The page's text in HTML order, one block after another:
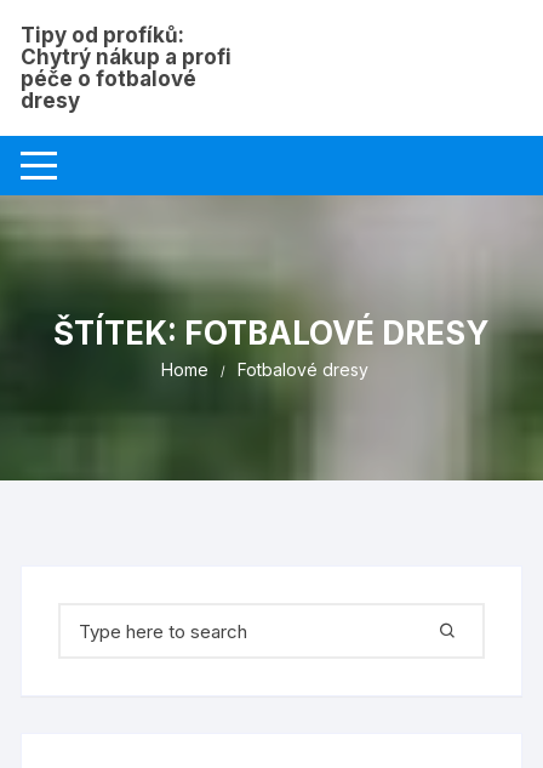
content
Tipy od profíků:
Chytrý nákup a profi
péče o fotbalové
dresy
ŠTÍTEK: FOTBALOVÉ DRESY
Home Fotbalové dresy
for: